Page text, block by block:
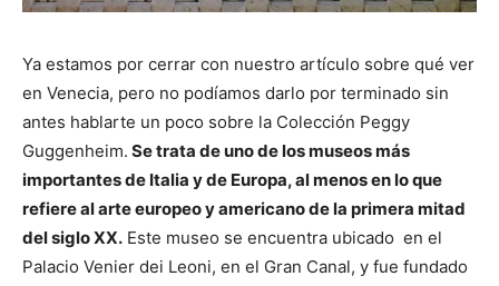
Ya estamos por cerrar con nuestro artículo sobre qué ver
en Venecia, pero no podíamos darlo por terminado sin
antes hablarte un poco sobre la Colección Peggy
Guggenheim. Se trata de uno de los museos más
importantes de Italia y de Europa, al menos en lo que
refiere al arte europeo y americano de la primera mitad
del siglo XX. Este museo se encuentra ubicado en el
Palacio Venier dei Leoni, en el Gran Canal, y fue fundado